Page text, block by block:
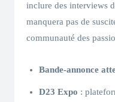
inclure des interviews
manquera pas de
communauté des
Bande-annonce
D23 Expo :